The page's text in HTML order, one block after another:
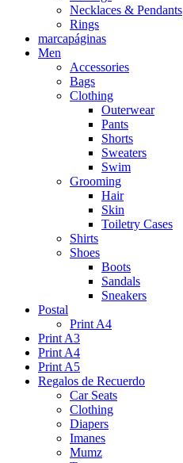
Necklaces & Pendants
Rings
marcapáginas
Men
Accessories
Bags
Clothing
Outerwear
Pants
Shorts
Sweaters
Swim
Grooming
Hair
Skin
Toiletry Cases
Shirts
Shoes
Boots
Sandals
Sneakers
Postal
Print A4
Print A3
Print A4
Print A5
Regalos de Recuerdo
Car Seats
Clothing
Diapers
Imanes
Mumz